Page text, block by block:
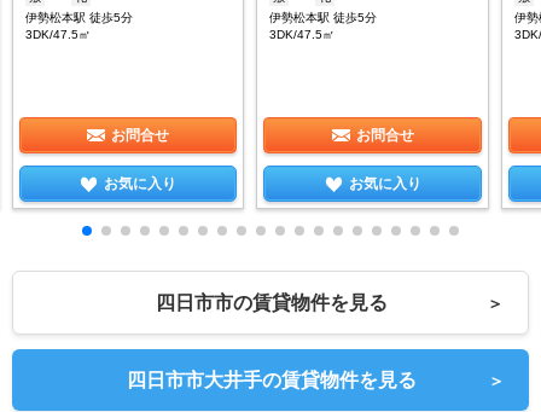
伊勢松本駅 徒歩5分
3DK/47.5㎡
お問合せ
お気に入り
伊勢松本駅 徒歩5分
3DK/47.5㎡
お問合せ
お気に入り
伊勢
四日市市の賃貸物件を見る ＞
四日市市大井手の賃貸物件を見る ＞